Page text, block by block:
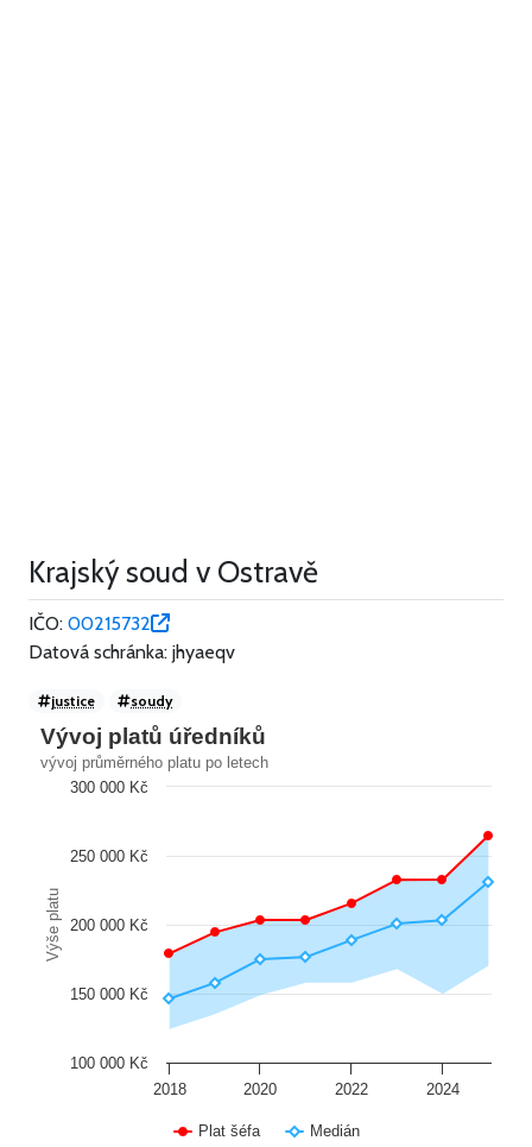
Krajský soud v Ostravě
IČO: 00215732
Datová schránka: jhyaeqv
justice soudy
Výše platu
Vývoj platů úředníků
vývoj průměrného platu po letech
Plat šéfa Medián
2018 2020 2022 2024
100 000 Kč
150 000 Kč
200 000 Kč
250 000 Kč
300 000 Kč